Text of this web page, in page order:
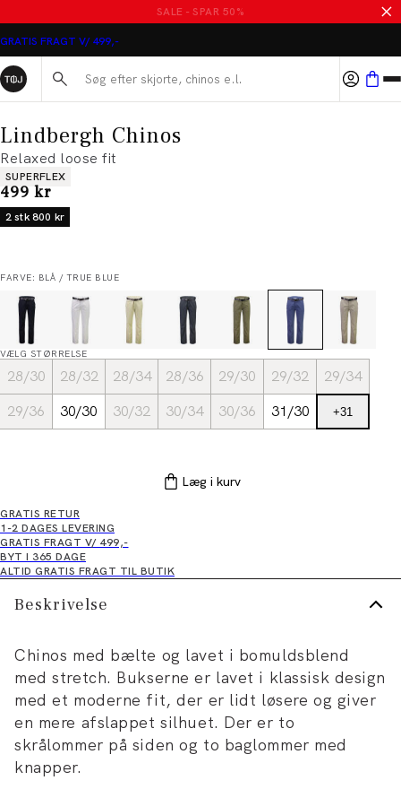
SALE - SPAR 50%
GRATIS FRAGT V/ 499,-
Søg her...
Lindbergh Chinos
Relaxed loose fit
Produkt egenskaber
SUPERFLEX
I alt (inkl. rabat)
499 kr
2 stk 800 kr
FARVE: BLÅ / TRUE BLUE
VÆLG STØRRELSE
28/30 28/32 28/34 28/36 29/30 29/32
29/34
29/36
30/30 30/32 30/34 30/36 31/30 +31
Læg i kurv
GRATIS RETUR
1-2 DAGES LEVERING
GRATIS FRAGT V/ 499,-
BYT I 365 DAGE
ALTID GRATIS FRAGT TIL BUTIK
Beskrivelse
Chinos med bælte og lavet i bomuldsblend
med stretch. Bukserne er lavet i klassisk design
med et moderne fit, der er lidt løsere og giver
en mere afslappet silhuet. Der er to
skrålommer på siden og to baglommer med
knapper.